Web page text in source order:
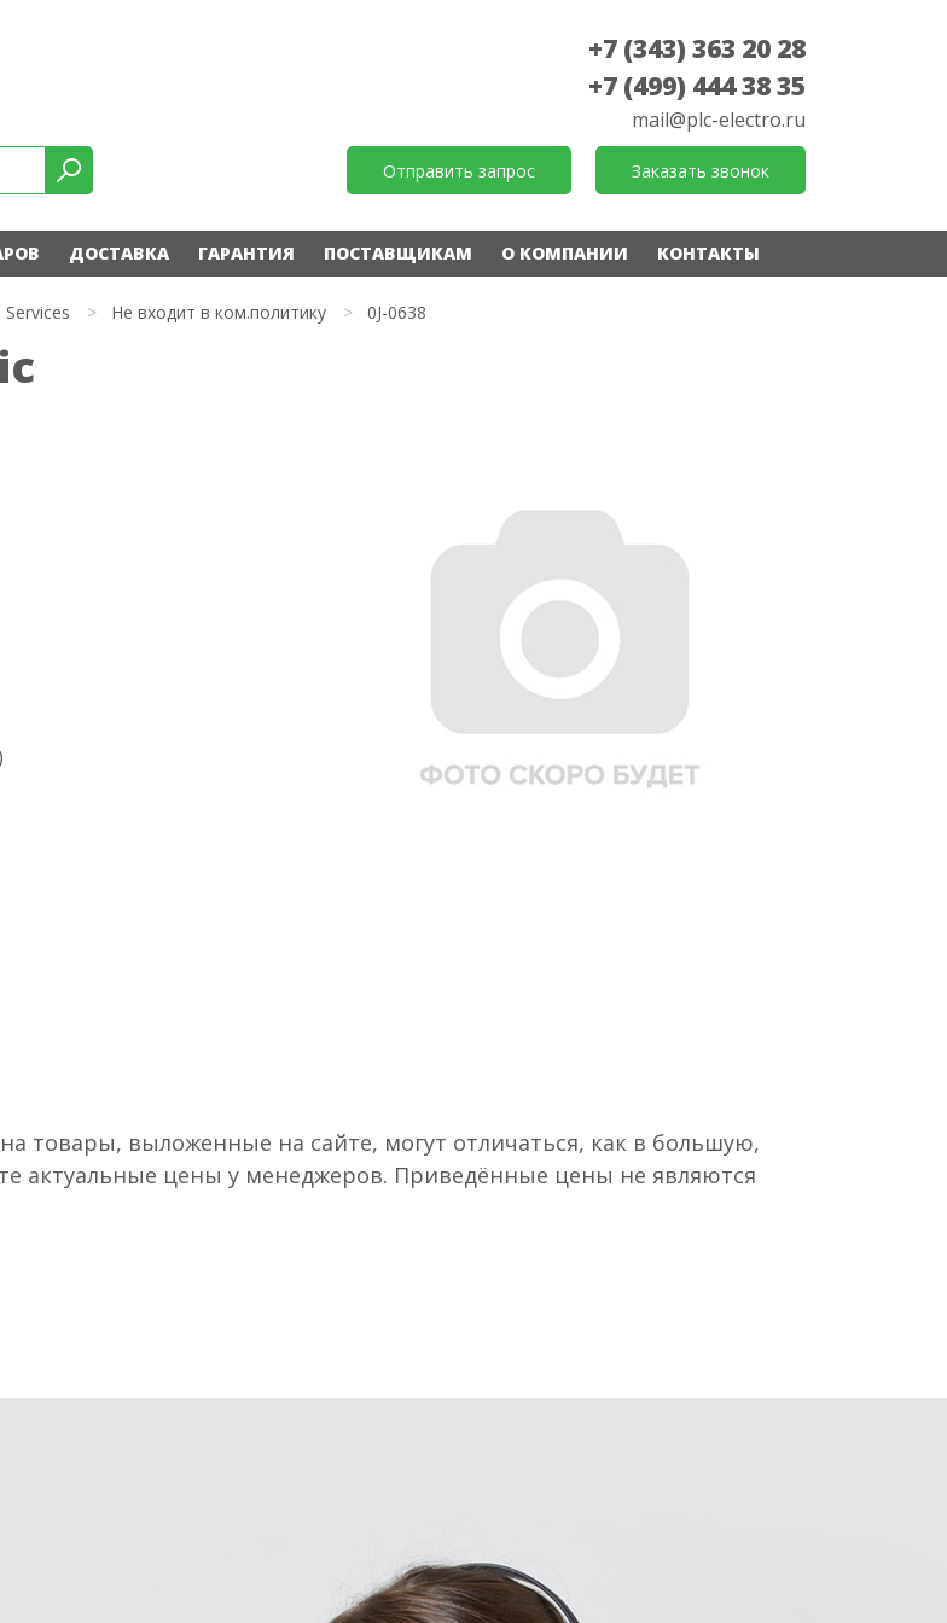
+7 (343) 363 20 28
+7 (499) 444 38 35
mail@plc-electro.ru
Отправить запрос Заказать звонок
ДОСТАВКА ГАРАНТИЯ ПОСТАВЩИКАМ О КОМПАНИИ КОНТАКТЫ
Services > Не входит в ком.политику > 0J-0638
товары, выложенные на сайте, могут отличаться, как в большую,
актуальные цены у менеджеров. Приведённые цены не являются